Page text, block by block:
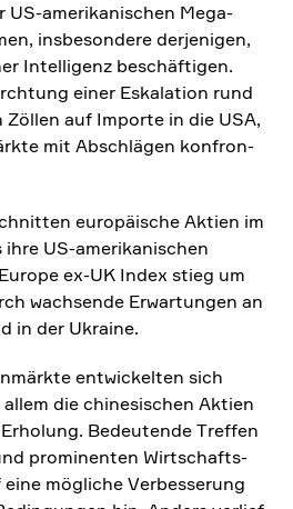
ameri­ka­ni­schen Mega-
insbe­son­dere derje­nigen,
Intel­li­genz beschäf­tigen.
einer Eskala­tion rund
Zöllen auf Importe in die USA,
mit Abschlägen konfron­
europäi­sche Aktien im
ihre US-ameri­ka­ni­schen
ex-UK Index stieg um
wachsende Erwar­tungen an
in der Ukraine.
entwickelten sich
die chine­si­schen Aktien
Bedeu­tende Treffen
promi­nenten Wirtschafts­
mögliche Verbes­se­rung